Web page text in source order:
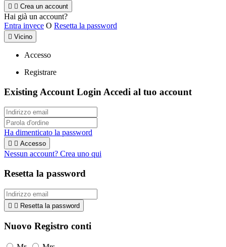
  Crea un account
Hai già un account?
Entra invece O Resetta la password
 Vicino
Accesso
Registrare
Existing Account Login Accedi al tuo account
Ha dimenticato la password
  Accesso
Nessun account? Crea uno qui
Resetta la password
  Resetta la password
Nuovo Registro conti